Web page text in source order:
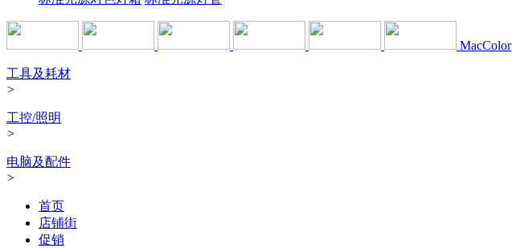
MacColor
工具及耗材
>
工控/照明
>
电脑及配件
>
首页
店铺街
促销